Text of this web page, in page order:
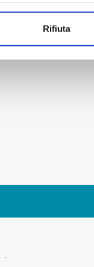
Identificare il tuo
Rifiuta
-